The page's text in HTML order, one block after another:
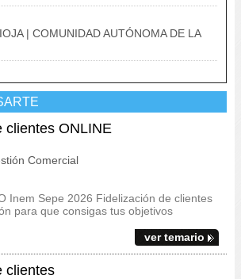
| COMUNIDAD AUTÓNOMA DE LA
clientes ONLINE
Comercial
Inem Sepe 2026 Fidelización de clientes
para que consigas tus objetivos
ver temario
clientes